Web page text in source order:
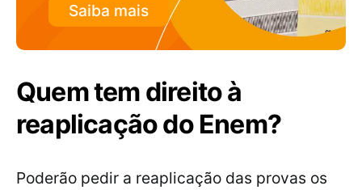
Saiba mais
Quem tem direito à
reaplicação do Enem?
Poderão pedir a reaplicação das provas os